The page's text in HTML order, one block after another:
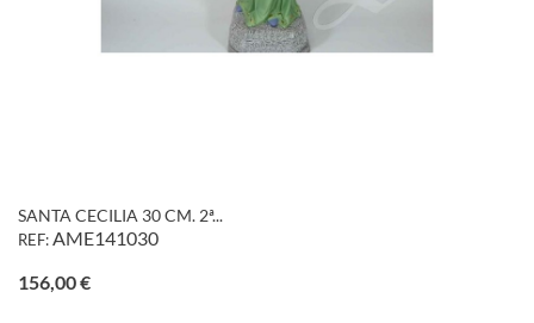
SANTA CECILIA 30 CM. 2ª...
REF:AME141030
156,00 €Precio